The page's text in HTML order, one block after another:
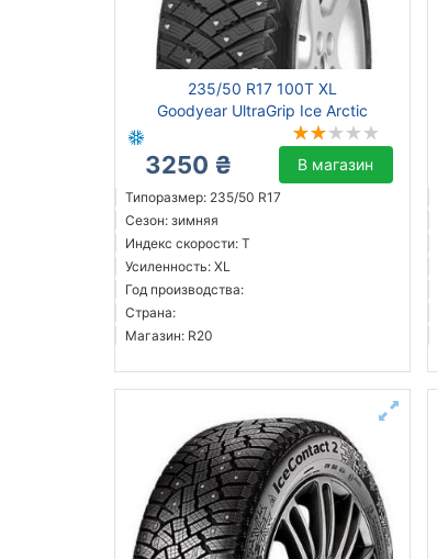
235/50 R17 100T XL
Goodyear UltraGrip Ice Arctic
3250 ₴ В магазин
Типоразмер: 235/50 R17
Сезон: зимняя
Индекс скорости: T
Усиленность: XL
Год производства:
Страна:
Магазин: R20